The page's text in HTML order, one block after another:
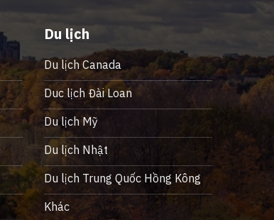
Du lịch
Du lịch Canada
Duc lịch Đài Loan
Du lịch Mỹ
Du lịch Nhật
Du lịch Trung Quốc Hồng Kông
Khác